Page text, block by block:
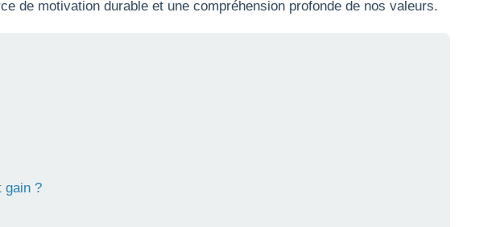
de motivation durable et une compréhension profonde de nos valeurs.
gain ?